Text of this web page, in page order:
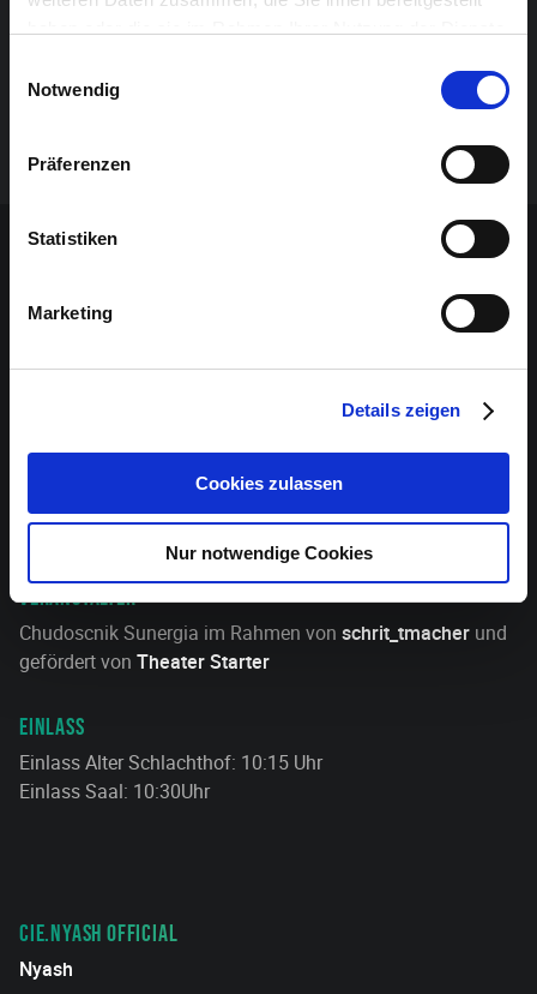
Notwendig
Präferenzen
Statistiken
Marketing
Details zeigen
Cookies zulassen
Nur notwendige Cookies
PRAKTISCHES
Was müssen Sie wissen, um sich auf Ihren Besuch
Alle Infos zur Anreise.
VERANSTALTER
Chudoscnik Sunergia im Rahmen von schrit_tmacher und
gefördert von Theater Starter
EINLASS
Einlass Alter Schlachthof: 10:15 Uhr
Einlass Saal: 10:30Uhr
CIE.NYASH OFFICIAL
Nyash